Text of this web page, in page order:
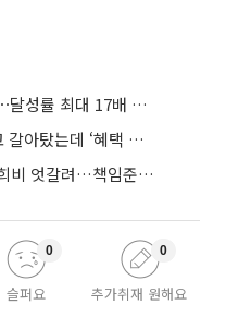
기업미소재단 공급 실적 제각각⋯달성률 최대 17배 차이
막’…심사 오류에 가입자 혼선
4대 금융 부동산신탁사, 상반기 희비 엇갈려…책임준공 손실 반영 시점이 갈랐다
슬퍼요
0
추가취재 원해요
0